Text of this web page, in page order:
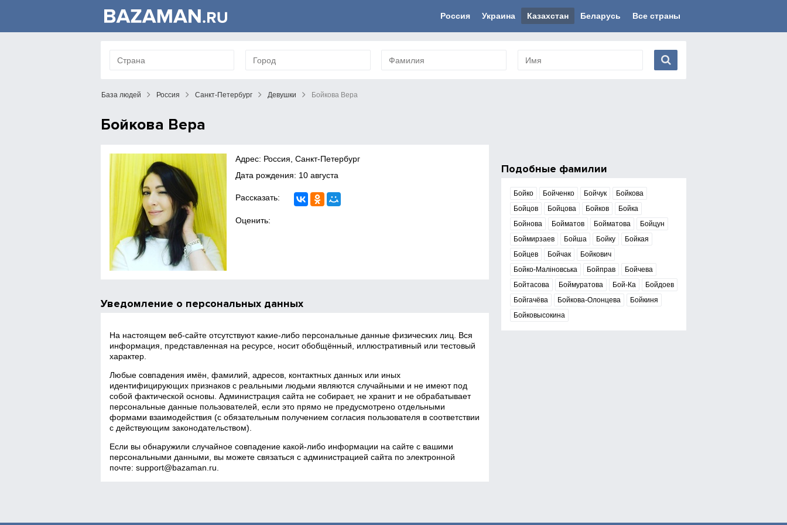
Россия Украина Казахстан Беларусь Все страны
База людей Россия Санкт-Петербург Девушки Бойкова Вера
Бойкова Вера
Адрес: Россия, Санкт-Петербург
Дата рождения: 10 августа
Рассказать:
Оценить:
Уведомление о персональных данных
На настоящем веб‑сайте отсутствуют какие‑либо персональные данные физических лиц. Вся
информация, представленная на ресурсе, носит обобщённый, иллюстративный или тестовый
характер.
Любые совпадения имён, фамилий, адресов, контактных данных или иных
идентифицирующих признаков с реальными людьми являются случайными и не имеют под
собой фактической основы. Администрация сайта не собирает, не хранит и не обрабатывает
персональные данные пользователей, если это прямо не предусмотрено отдельными
формами взаимодействия (с обязательным получением согласия пользователя в соответствии
с действующим законодательством).
Если вы обнаружили случайное совпадение какой‑либо информации на сайте с вашими
персональными данными, вы можете связаться с администрацией сайта по электронной
почте:support@bazaman.ru
Подобные фамилии
Бойко Бойченко Бойчук
Бойкова
Бойцов
Бойцова Бойков
Бойка
Бойнова
Бойматов Бойматова
Бойцун
Боймирзаев
Бойша Бойку
Бойкая
Бойцев
Бойчак
Бойкович
Бойко-Маліновська
Бойправ
Бойчева
Бойтасова
Боймуратова Бой-Ка
Бойдоев
Бойгачёва
Бойкова-Олонцева
Бойкиня
Бойковысокина